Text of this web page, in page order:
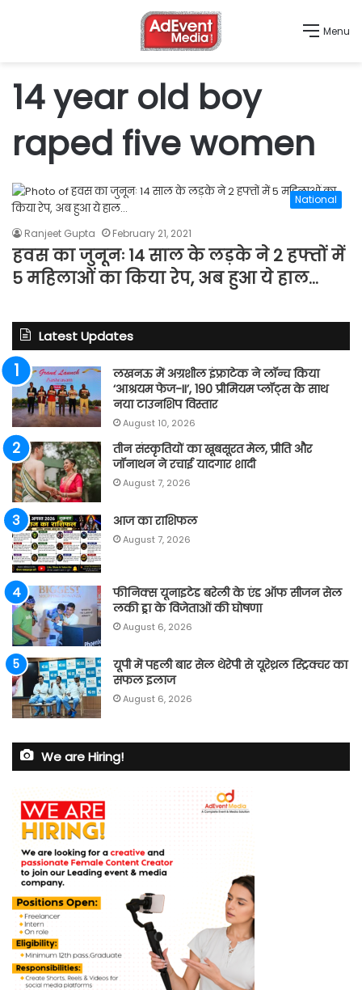
Menu
14 year old boy
raped five women
National
Ranjeet Gupta February 21, 2021
हवस का जुनूनः 14 साल के लड़के ने 2 हफ्तों में
5 महिलाओं का किया रेप, अब हुआ ये हाल…
Latest Updates
लखनऊ में अग्रशील इंफ्राटेक ने लॉन्च किया
‘आश्रयम फेज-II’, 190 प्रीमियम प्लॉट्स के साथ
नया टाउनशिप विस्तार
August 10, 2026
तीन संस्कृतियों का खूबसूरत मेल, प्रीति और
जॉनाथन ने रचाई यादगार शादी
August 7, 2026
आज का राशिफल
August 7, 2026
फीनिक्स यूनाइटेड बरेली के एंड ऑफ सीजन सेल
लकी ड्रा के विजेताओं की घोषणा
August 6, 2026
यूपी में पहली बार सेल थेरेपी से यूरेथ्रल स्ट्रिक्चर का
सफल इलाज
August 6, 2026
We are Hiring!